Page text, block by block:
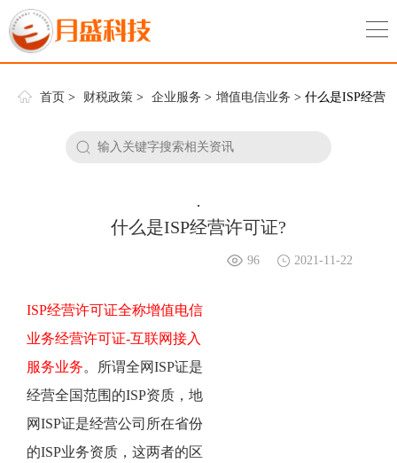
首页 > 财税政策> 企业服务 > 增值电信业务 > 什么是ISP经营
.
什么是ISP经营许可证?
2021-11-22
96
ISP经营许可证全称增值电信
业务经营许可证-互联网接入
服务业务。所谓全网ISP证是
经营全国范围的ISP资质，地
网ISP证是经营公司所在省份
的ISP业务资质，这两者的区